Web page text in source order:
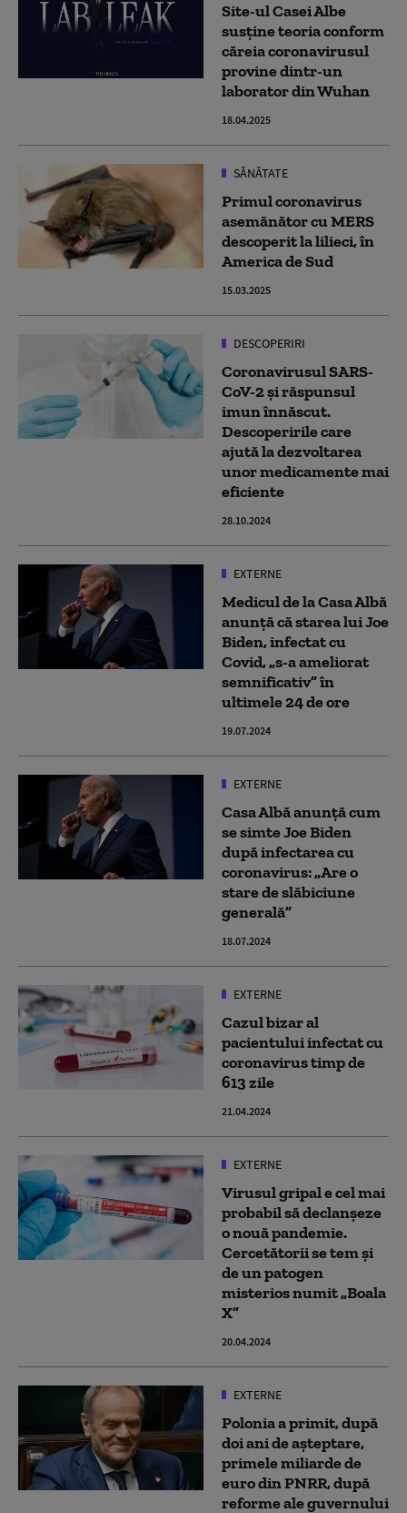
Site-ul Casei Albe
susţine teoria conform
căreia coronavirusul
provine dintr-un
laborator din Wuhan
18.04.2025
SĂNĂTATE
Primul coronavirus
asemănător cu MERS
descoperit la lilieci, în
America de Sud
15.03.2025
DESCOPERIRI
Coronavirusul SARS-
CoV-2 și răspunsul
imun înnăscut.
Descoperirile care
ajută la dezvoltarea
unor medicamente mai
eficiente
28.10.2024
EXTERNE
Medicul de la Casa Albă
anunță că starea lui Joe
Biden, infectat cu
Covid, „s-a ameliorat
semnificativ” în
ultimele 24 de ore
19.07.2024
EXTERNE
Casa Albă anunță cum
se simte Joe Biden
după infectarea cu
coronavirus: „Are o
stare de slăbiciune
generală”
18.07.2024
EXTERNE
Cazul bizar al
pacientului infectat cu
coronavirus timp de
613 zile
21.04.2024
EXTERNE
Virusul gripal e cel mai
probabil să declanșeze
o nouă pandemie.
Cercetătorii se tem și
de un patogen
misterios numit „Boala
X”
20.04.2024
EXTERNE
Polonia a primit, după
doi ani de așteptare,
primele miliarde de
euro din PNRR, după
reforme ale guvernului